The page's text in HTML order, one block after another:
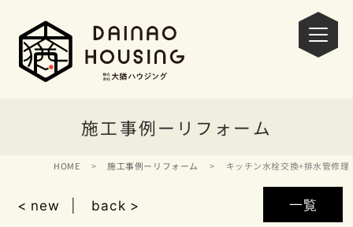
施工事例ーリフォーム
HOME 施工事例ーリフォーム キッチン水栓交換+排水管修理
一覧
< new back >